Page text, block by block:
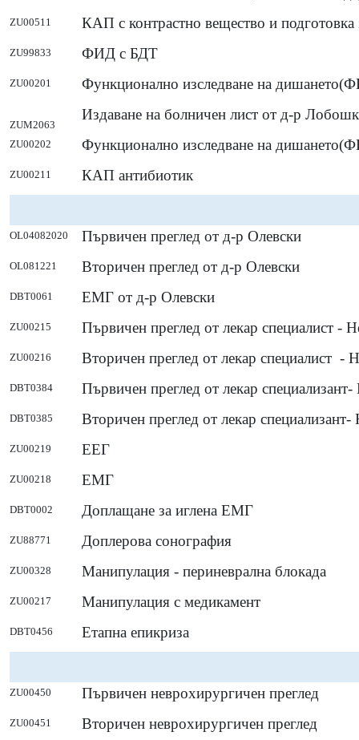
ZU00511 КАП с контрастно вещество и подготовка
ZU99833 ФИД с БДТ
ZU00201 Функционално изследване на
ZUM2063
Издаване на болничен лист от д-р
ZU00202 Функционално изследване на
ZU00211 КАП антибиотик
OL04082020 Първичен преглед от д-р Олевски
OL081221 Вторичен преглед от д-р Олевски
DBT0061 ЕМГ от д-р Олевски
ZU00215 Първичен преглед от лекар специалист -
ZU00216 Вторичен преглед от лекар специалист -
DBT0384 Първичен преглед от лекар
DBT0385 Вторичен преглед от лекар специализант-
ZU00219 ЕЕГ
ZU00218 ЕМГ
DBT0002 Доплащане за иглена ЕМГ
ZU88771 Доплерова сонография
ZU00328 Манипулация - периневрална блокада
ZU00217 Манипулация с медикамент
DBT0456 Етапна епикриза
ZU00450 Първичен неврохирургичен преглед
ZU00451 Вторичен неврохирургичен преглед